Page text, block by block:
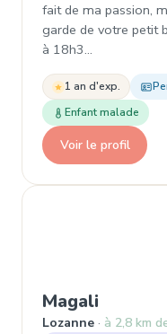
fait de ma passion,
garde de votre petit
à 18h3…
1 an d'exp.
Enfant malade
Voir le profil
Magali
Lozanne à 2,8 km